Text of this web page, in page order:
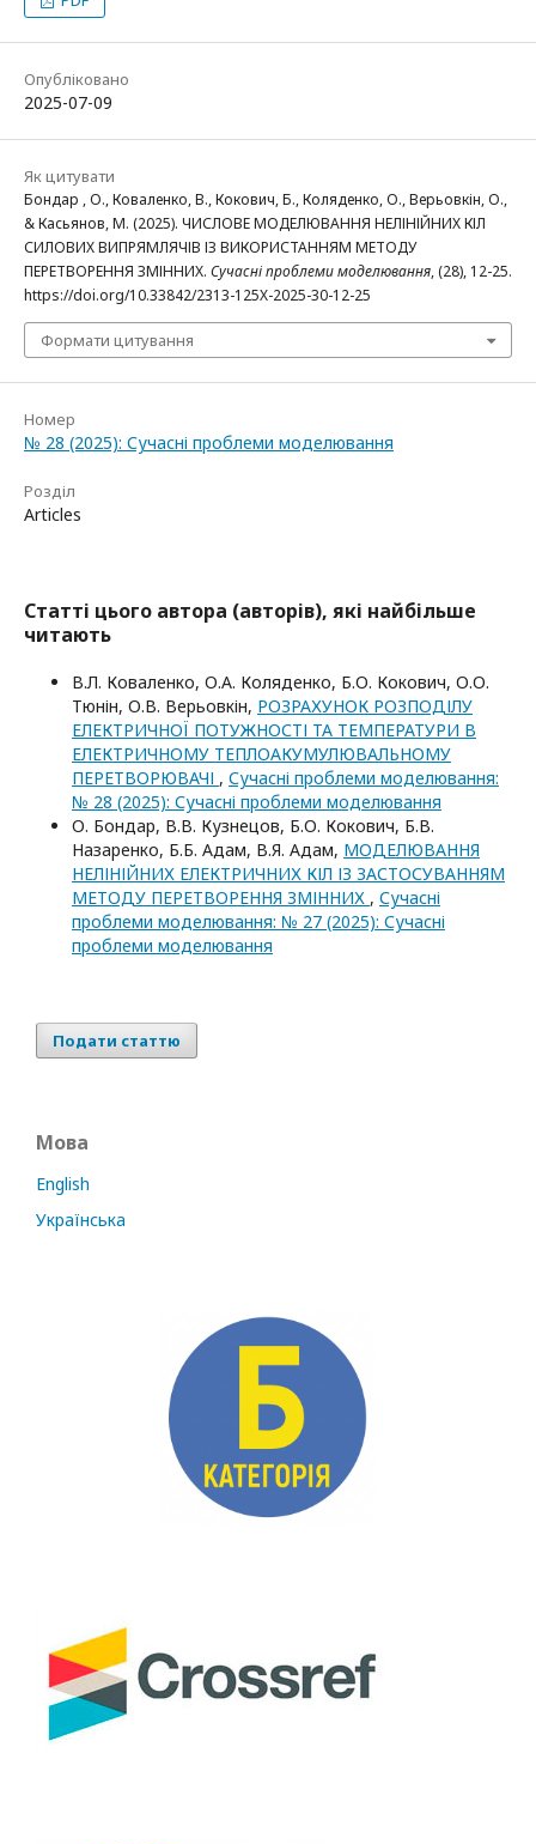
Опубліковано
2025-07-09
Як цитувати
Бондар , О., Коваленко, В., Кокович, Б., Коляденко, О., Верьовкін, О.,
& Касьянов, М. (2025). ЧИСЛОВЕ МОДЕЛЮВАННЯ НЕЛІНІЙНИХ КІЛ
СИЛОВИХ ВИПРЯМЛЯЧІВ ІЗ ВИКОРИСТАННЯМ МЕТОДУ
ПЕРЕТВОРЕННЯ ЗМІННИХ. Сучасні проблеми моделювання, (28), 12-25.
https://doi.org/10.33842/2313-125X-2025-30-12-25
Формати цитування
Номер
№ 28 (2025): Сучасні проблеми моделювання
Розділ
Articles
Статті цього автора (авторів), які найбільше
читають
В.Л. Коваленко, О.А. Коляденко, Б.О. Кокович, О.О.
Тюнін, О.В. Верьовкін, РОЗРАХУНОК РОЗПОДІЛУ
ЕЛЕКТРИЧНОЇ ПОТУЖНОСТІ ТА ТЕМПЕРАТУРИ В
ЕЛЕКТРИЧНОМУ ТЕПЛОАКУМУЛЮВАЛЬНОМУ
ПЕРЕТВОРЮВАЧІ , Сучасні проблеми моделювання:
№ 28 (2025): Сучасні проблеми моделювання
О. Бондар, В.В. Кузнецов, Б.О. Кокович, Б.В.
Назаренко, Б.Б. Адам, В.Я. Адам, МОДЕЛЮВАННЯ
НЕЛІНІЙНИХ ЕЛЕКТРИЧНИХ КІЛ ІЗ ЗАСТОСУВАННЯМ
МЕТОДУ ПЕРЕТВОРЕННЯ ЗМІННИХ , Сучасні
проблеми моделювання: № 27 (2025): Сучасні
проблеми моделювання
Подати статтю
Мова
English
Українська